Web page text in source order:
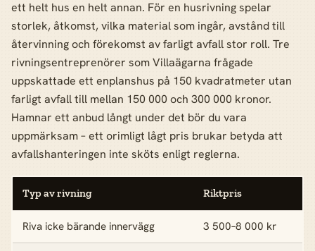
ett helt hus en helt annan. För en husrivning spelar
storlek, åtkomst, vilka material som ingår, avstånd till
återvinning och förekomst av farligt avfall stor roll. Tre
rivningsentreprenörer som Villaägarna frågade
uppskattade ett enplanshus på 150 kvadratmeter utan
farligt avfall till mellan 150 000 och 300 000 kronor.
Hamnar ett anbud långt under det bör du vara
uppmärksam – ett orimligt lågt pris brukar betyda att
avfallshanteringen inte sköts enligt reglerna.
Typ av rivning Riktpris
Riva icke bärande innervägg 3 500–8 000 kr